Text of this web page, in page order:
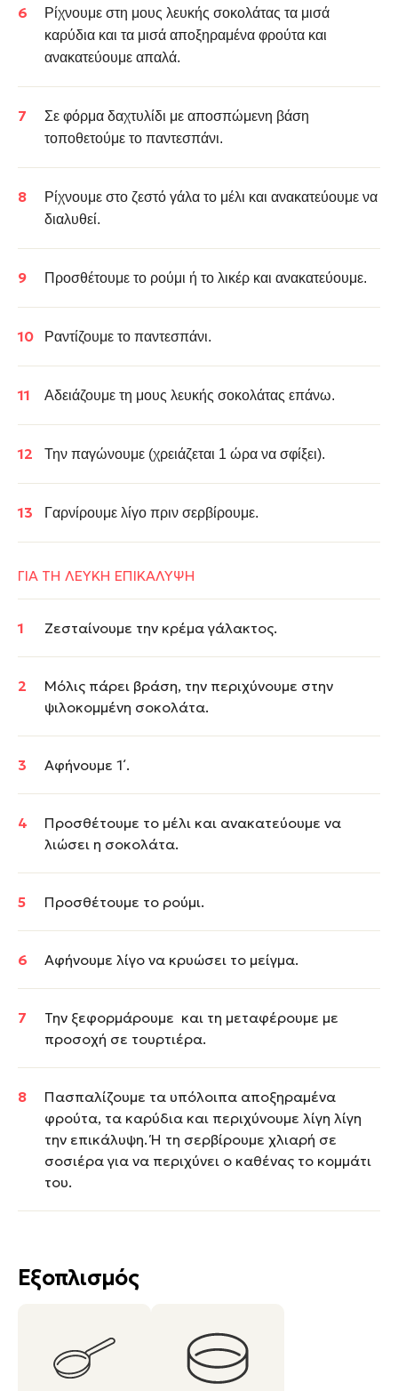
Εξοπλισμός
Ρίχνουμε στη μους λευκής σοκολάτας τα μισά
καρύδια και τα μισά αποξηραμένα φρούτα και
ανακατεύουμε απαλά.
Σε φόρμα δαχτυλίδι με αποσπώμενη βάση
τοποθετούμε το παντεσπάνι.
Ρίχνουμε στο ζεστό γάλα το μέλι και ανακατεύουμε να
διαλυθεί.
Προσθέτουμε το ρούμι ή το λικέρ και ανακατεύουμε.
Ραντίζουμε το παντεσπάνι.
Αδειάζουμε τη μους λευκής σοκολάτας επάνω.
Την παγώνουμε (χρειάζεται 1 ώρα να σφίξει).
Γαρνίρουμε λίγο πριν σερβίρουμε.
ΓΙΑ ΤΗ ΛΕΥΚΗ ΕΠΙΚΑΛΥΨΗ
Ζεσταίνουμε την κρέμα γάλακτος.
Μόλις πάρει βράση, την περιχύνουμε στην
ψιλοκομμένη σοκολάτα.
Αφήνουμε 1΄.
Προσθέτουμε το μέλι και ανακατεύουμε να
λιώσει η σοκολάτα.
Προσθέτουμε το ρούμι.
Αφήνουμε λίγο να κρυώσει το μείγμα.
Την ξεφορμάρουμε και τη μεταφέρουμε με
προσοχή σε τουρτιέρα.
Πασπαλίζουμε τα υπόλοιπα αποξηραμένα
φρούτα, τα καρύδια και περιχύνουμε λίγη λίγη
την επικάλυψη. Ή τη σερβίρουμε χλιαρή σε
σοσιέρα για να περιχύνει ο καθένας το κομμάτι
του.